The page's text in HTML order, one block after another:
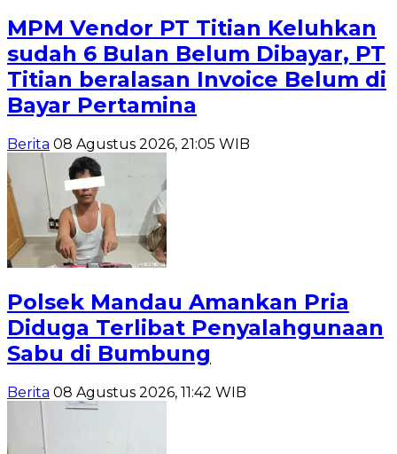
MPM Vendor PT Titian Keluhkan
sudah 6 Bulan Belum Dibayar, PT
Titian beralasan Invoice Belum di
Bayar Pertamina
Berita 08 Agustus 2026, 21:05 WIB
Polsek Mandau Amankan Pria
Diduga Terlibat Penyalahgunaan
Sabu di Bumbung
Berita 08 Agustus 2026, 11:42 WIB